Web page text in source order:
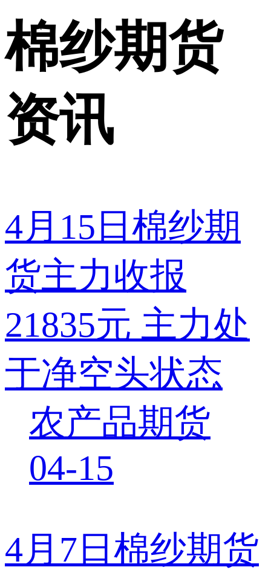
棉纱期货
资讯
4月15日棉纱期
货主力收报
21835元 主力处
于净空头状态
农产品期货
04-15
4月7日棉纱期货